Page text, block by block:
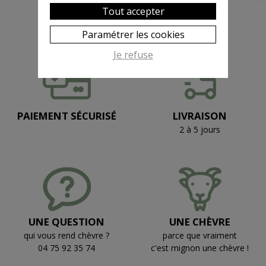
PAIEMENT SÉCURISÉ LIVRAISON
2 à 5 jours
UNE QUESTION
qui vous rend chèvre ?
04 75 92 35 74
UNE CHÈVRE
parce que vraiment
c'est mignon une chèvre !
Tout accepter
Paramétrer les cookies
Je refuse